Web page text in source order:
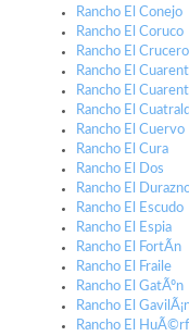
Rancho El Conejo
Rancho El Coruco
Rancho El Crucero
Rancho El
Rancho El
Rancho El
Rancho El Cuervo
Rancho El Cura
Rancho El Dos
Rancho El
Rancho El Escudo
Rancho El Espia
Rancho El FortÃ­n
Rancho El Fraile
Rancho El GatÃºn
Rancho El
Rancho El